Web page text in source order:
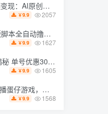
多平台发布，单号日入30-300
￥9.9 2057
频单号收益50＋可批量操作
￥9.9 1627
惠30-50 详细教程
￥9.9 1605
单人人可做（送10G素材）
￥9.9 1568
多平台发布，单号日入30-300
￥9.9 2057
频单号收益50＋可批量操作
￥9.9 1627
惠30-50 详细教程
￥9.9 1605
单人人可做（送10G素材）
￥9.9 1568